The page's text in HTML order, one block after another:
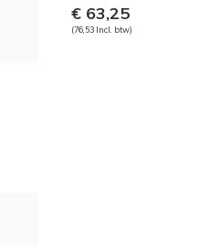
€ 63,25
(76,53 Incl. btw)